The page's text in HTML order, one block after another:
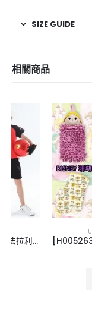
SIZE GUIDE
相關商品
UNCATEGORIZED